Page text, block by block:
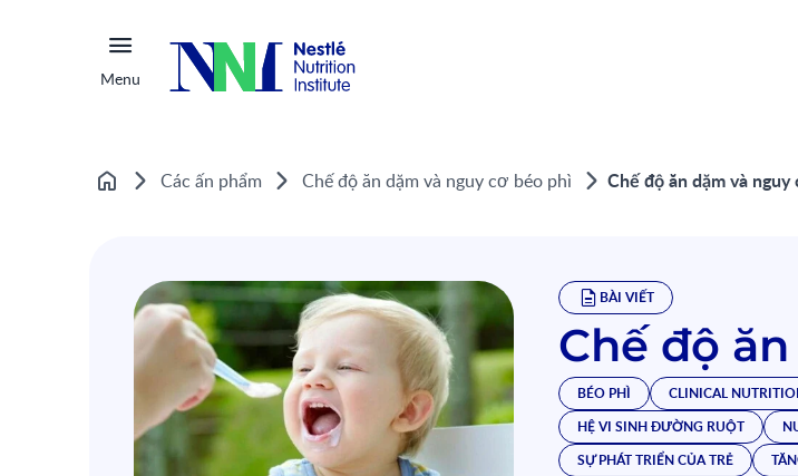
Menu
Home Các ấn phẩm Chế độ ăn dặm và nguy cơ béo phì Chế độ ăn dặm và
BÀI VIẾT
Chế độ
BÉO PHÌ CLINICAL
HỆ VI SINH ĐƯỜNG RUỘT
SỰ PHÁT TRIỂN CỦA TRẺ